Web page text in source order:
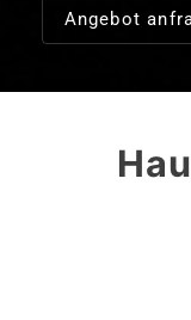
Angebot